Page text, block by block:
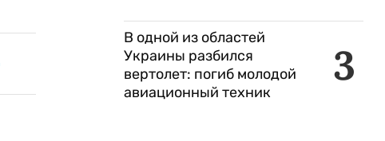
3
В одной из областей
Украины разбился
вертолет: погиб молодой
авиационный техник